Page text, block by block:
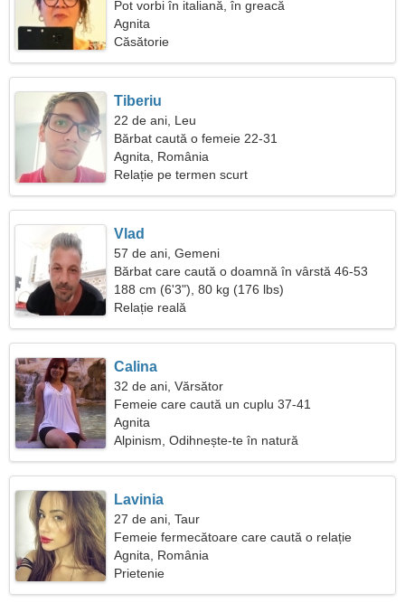
Pot vorbi în italiană, în greacă
Agnita
Căsătorie
Tiberiu
22 de ani, Leu
Bărbat caută o femeie 22-31
Agnita, România
Relație pe termen scurt
Vlad
57 de ani, Gemeni
Bărbat care caută o doamnă în vârstă 46-53
188 cm (6'3"), 80 kg (176 lbs)
Relație reală
Calina
32 de ani, Vărsător
Femeie care caută un cuplu 37-41
Agnita
Alpinism, Odihnește-te în natură
Lavinia
27 de ani, Taur
Femeie fermecătoare care caută o relație
Agnita, România
Prietenie